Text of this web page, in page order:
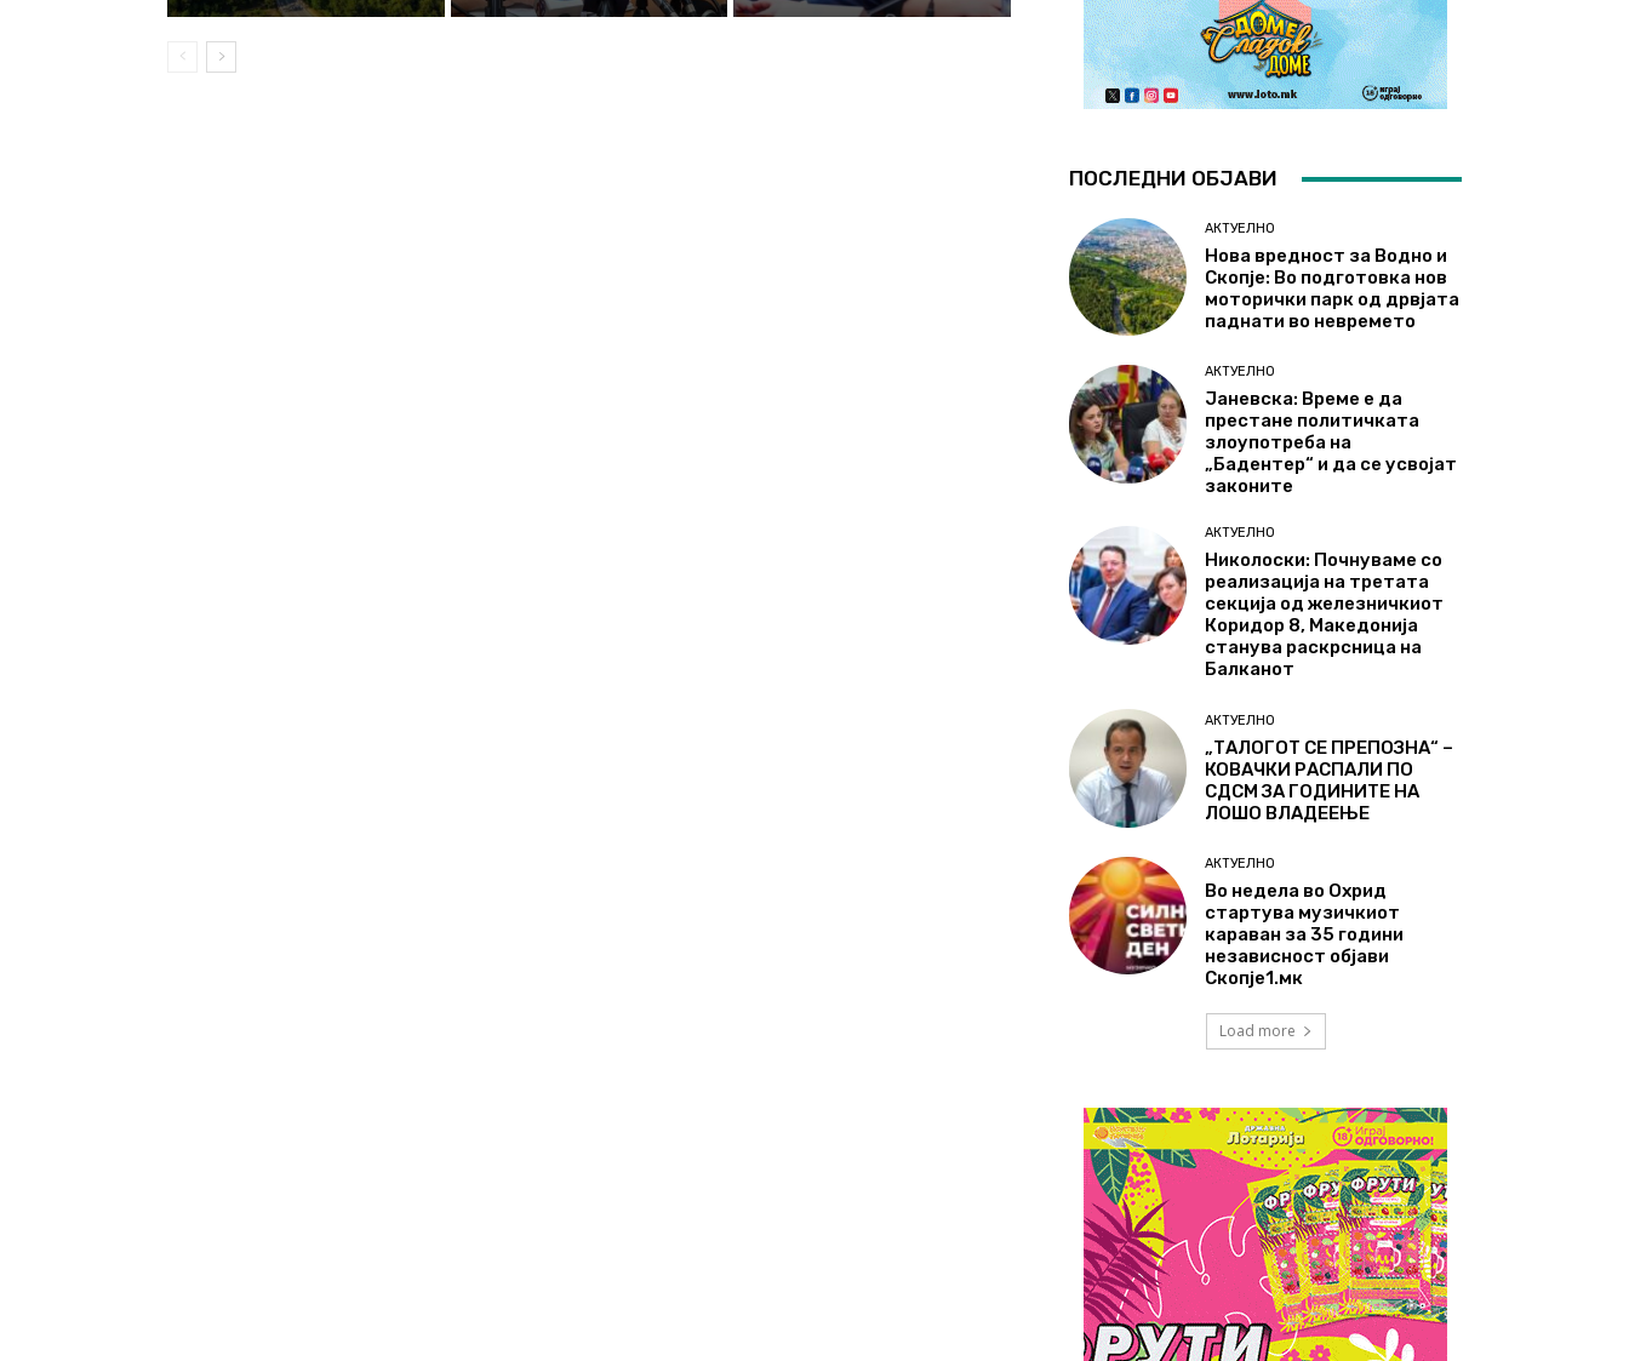
ПОСЛЕДНИ ОБЈАВИ
АКТУЕЛНО
Нова вредност за Водно и
Скопје: Во подготовка нов
моторички парк од дрвјата
паднати во невремето
АКТУЕЛНО
Јаневска: Време е да
престане политичката
злоупотреба на
„Бадентер“ и да се усвојат
законите
АКТУЕЛНО
Николоски: Почнуваме со
реализација на третата
секција од железничкиот
Коридор 8, Македонија
станува раскрсница на
Балканот
АКТУЕЛНО
„ТАЛОГОТ СЕ ПРЕПОЗНА“ –
КОВАЧКИ РАСПАЛИ ПО
СДСМ ЗА ГОДИНИТЕ НА
ЛОШО ВЛАДЕЕЊЕ
АКТУЕЛНО
Во недела во Охрид
стартува музичкиот
караван за 35 години
независност објави
Скопје1.мк
Load more